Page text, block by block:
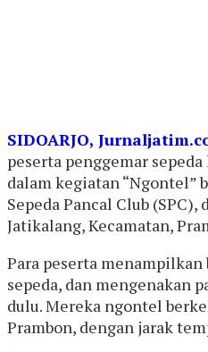
SIDOARJO,
peserta penggemar
dalam kegiatan “Ngontel”
Sepeda Pancal Club (SPC),
Jatikalang, Kecamatan,
Para peserta menampilkan
sepeda, dan mengenakan
dulu. Mereka ngontel
Prambon, dengan jarak